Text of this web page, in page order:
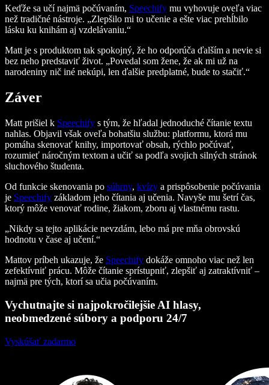
Keďže sa učí najmä počúvaním, Speechify mu vyhovuje oveľa viac
než tradičné nástroje. „Zlepšilo mi to učenie a ešte viac prehĺbilo
lásku ku knihám aj vzdelávaniu.“
Matt je s produktom tak spokojný, že ho odporúča ďalším a nevie si
bez neho predstaviť život. „Povedal som žene, že ak mi už na
narodeniny nič iné nekúpi, len ďalšie predplatné, bude to stačiť.“
Záver
Matt prišiel k Speechify s tým, že hľadal jednoduché čítanie textu
nahlas. Objavil však oveľa bohatšiu službu: platformu, ktorá mu
pomáha skenovať knihy, importovať obsah, rýchlo počúvať,
rozumieť náročným textom a učiť sa podľa svojich silných stránok
sluchového študenta.
Od funkcie skenovania po súhrny, kvízy a prispôsobenie počúvania
je Speechify základom jeho čítania aj učenia. Navyše mu šetrí čas,
ktorý môže venovať rodine, žiakom, zboru aj vlastnému rastu.
„Nikdy sa tejto aplikácie nevzdám, lebo má pre mňa obrovskú
hodnotu v čase aj učení.“
Mattov príbeh ukazuje, že Speechify dokáže omnoho viac než len
zefektívniť prácu. Môže čítanie sprístupniť, zlepšiť aj zatraktívniť –
najmä pre tých, ktorí sa učia počúvaním.
Vychutnajte si najpokročilejšie AI hlasy,
neobmedzené súbory a podporu 24/7
Vyskúšať zadarmo